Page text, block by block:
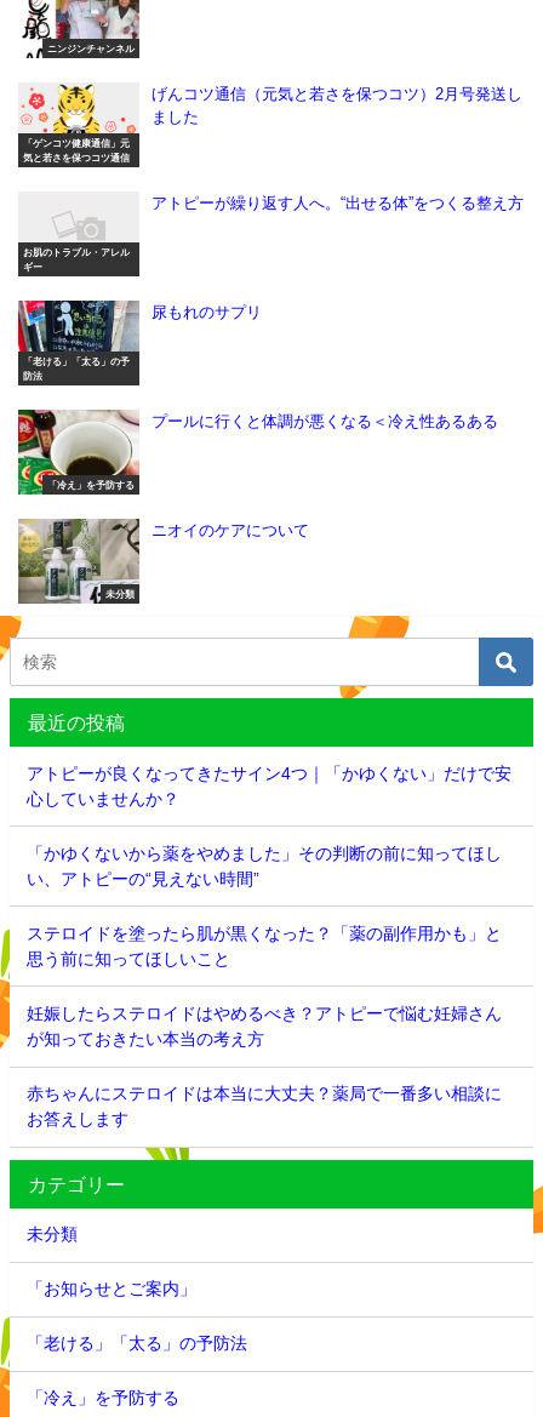
ニンジンチャンネル
「ゲンコツ健康通信」元
気と若さを保つコツ通信
げんコツ通信（元気と若さを保つコツ）2月号発送し
ました
お肌のトラブル・アレル
ギー
アトピーが繰り返す人へ。“出せる体”をつくる整え方
「老ける」「太る」の予
防法
尿もれのサプリ
「冷え」を予防する
プールに行くと体調が悪くなる＜冷え性あるある
未分類
ニオイのケアについて
最近の投稿
アトピーが良くなってきたサイン4つ｜「かゆくない」だけで安
心していませんか？
「かゆくないから薬をやめました」その判断の前に知ってほし
い、アトピーの“見えない時間”
ステロイドを塗ったら肌が黒くなった？「薬の副作用かも」と
思う前に知ってほしいこと
妊娠したらステロイドはやめるべき？アトピーで悩む妊婦さん
が知っておきたい本当の考え方
赤ちゃんにステロイドは本当に大丈夫？薬局で一番多い相談に
お答えします
カテゴリー
未分類
「お知らせとご案内」
「老ける」「太る」の予防法
「冷え」を予防する